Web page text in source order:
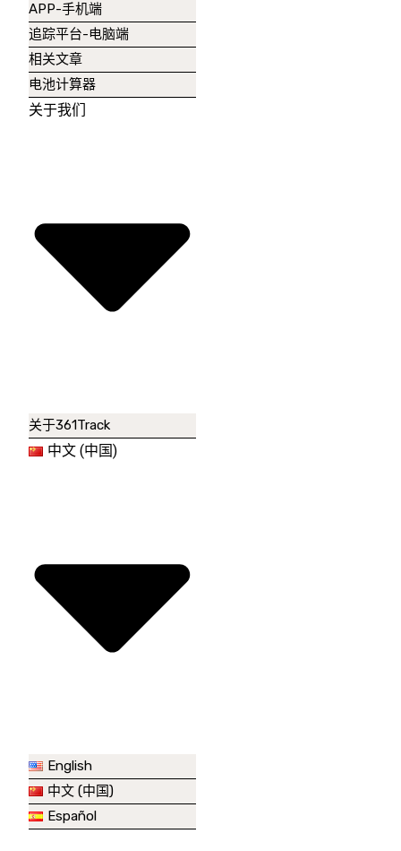
APP-手机端
追踪平台-电脑端
相关文章
电池计算器
关于我们
关于361Track
中文 (中国)
English
中文 (中国)
Español